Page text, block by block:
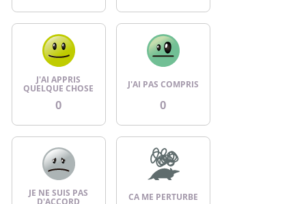
J'AI APPRIS
QUELQUE CHOSE
0
J'AI PAS COMPRIS
0
JE NE SUIS PAS
D'ACCORD CA ME PERTURBE